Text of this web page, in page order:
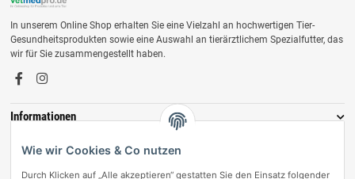
In unserem Online Shop erhalten Sie eine Vielzahl an hochwertigen Tier-
Gesundheitsprodukten sowie eine Auswahl an tierärztlichem Spezialfutter, das
wir für Sie zusammengestellt haben.
Informationen
Zahlungsmöglichkeiten
Wie wir Cookies & Co nutzen
Durch Klicken auf „Alle akzeptieren“ gestatten Sie den Einsatz folgender